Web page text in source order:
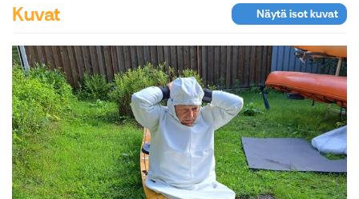
Kuvat Näytä isot kuvat